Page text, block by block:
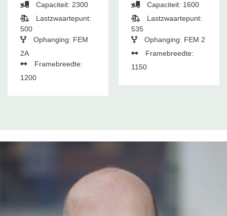
Capaciteit: 2300
Lastzwaartepunt:
500
Ophanging: FEM
2A
Framebreedte:
1200
Capaciteit: 1600
Lastzwaartepunt:
535
Ophanging: FEM 2
Framebreedte:
1150